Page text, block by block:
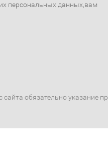
персональных данных,вам
обязательно указание